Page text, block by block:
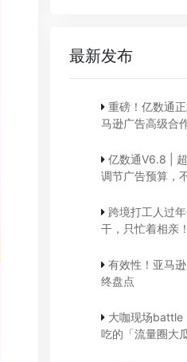
最新发布
重磅！亿数通
马逊广告高级合
亿数通V6.8 |
调节广告预算，
跨境打工人过
干，只忙着相亲！
有效性！亚马
终盘点
大咖现场battle
吃的「流量圈大